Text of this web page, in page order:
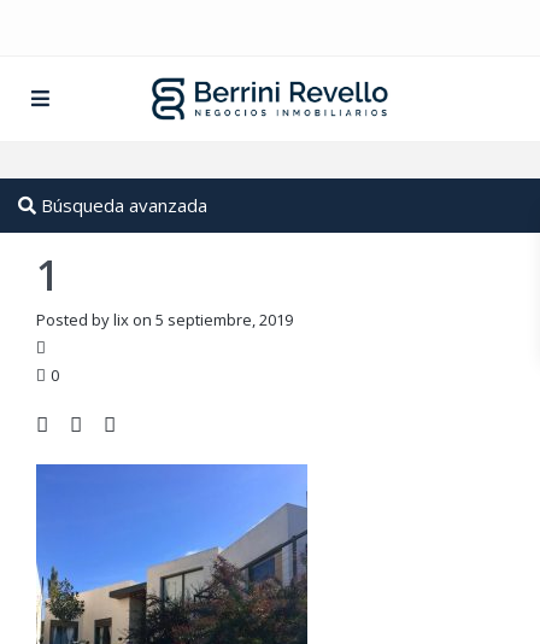
Búsqueda avanzada
1
Posted by lix on 5 septiembre, 2019
0